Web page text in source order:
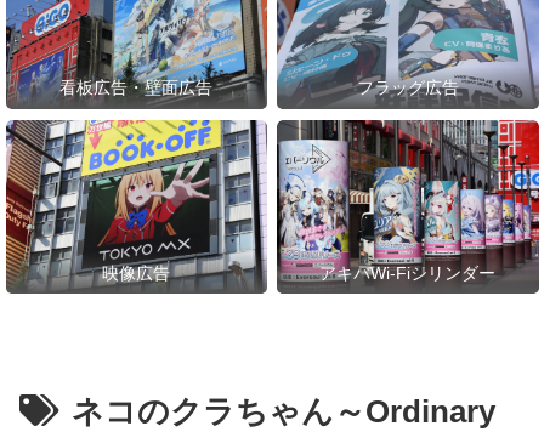
看板広告・壁面広告 フラッグ広告
映像広告 アキバWi-Fiシリンダー
ネコのクラちゃん～Ordinary